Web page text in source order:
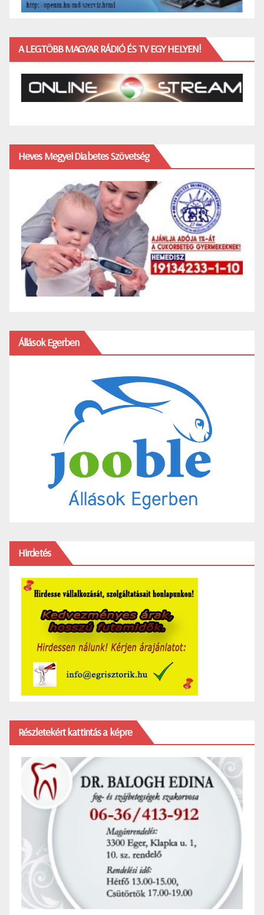
A LEGTÖBB MAGYAR RÁDIÓ ÉS TV EGY HELYEN!
Heves Megyei Diabetes Szövetség
Állások Egerben
Hirdetés
Részletekért kattintás a képre